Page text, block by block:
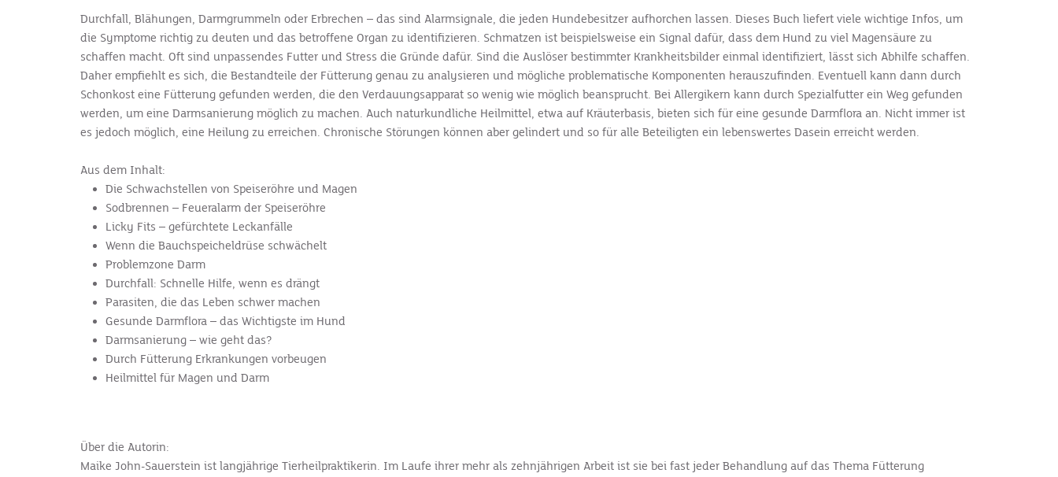
Durchfall, Blähungen, Darmgrummeln oder Erbrechen – das sind Alarmsignale, die jeden Hundebesitzer aufhorchen lassen. Dieses Buch liefert viele wichtige Infos, um
die Symptome richtig zu deuten und das betroffene Organ zu identifizieren. Schmatzen ist beispielsweise ein Signal dafür, dass dem Hund zu viel Magensäure zu
schaffen macht. Oft sind unpassendes Futter und Stress die Gründe dafür. Sind die Auslöser bestimmter Krankheitsbilder einmal identifiziert, lässt sich Abhilfe schaffen.
Daher empfiehlt es sich, die Bestandteile der Fütterung genau zu analysieren und mög­liche problematische Komponenten herauszufinden. Eventuell kann dann durch
Schonkost eine Fütterung gefunden werden, die den Verdauungsapparat so wenig wie möglich beansprucht. Bei Allergikern kann durch Spezialfutter ein Weg gefunden
werden, um eine Darm­sanierung möglich zu machen. Auch natur­kundliche Heilmittel, etwa auf Kräuterbasis, bieten sich für eine gesunde Darmflora an. Nicht immer ist
es jedoch möglich, eine Heilung zu erreichen. Chronische Störungen können aber gelindert und so für alle Beteiligten ein lebenswertes Dasein erreicht werden.
Aus dem Inhalt:
Die Schwachstellen von Speiseröhre und Magen
Sodbrennen – Feueralarm der Speiseröhre
Licky Fits – gefürchtete Leckanfälle
Wenn die Bauchspeicheldrüse schwächelt
Problemzone Darm
Durchfall: Schnelle Hilfe, wenn es drängt
Parasiten, die das Leben schwer machen
Gesunde Darmflora – das Wichtigste im Hund
Darmsanierung – wie geht das?
Durch Fütterung Erkrankungen vorbeugen
Heilmittel für Magen und Darm
Über die Autorin:
Maike John-Sauerstein ist langjährige Tierheilpraktikerin. Im Laufe ihrer mehr als zehn­jährigen Arbeit ist sie bei fast jeder Behandlung auf das Thema Fütterung